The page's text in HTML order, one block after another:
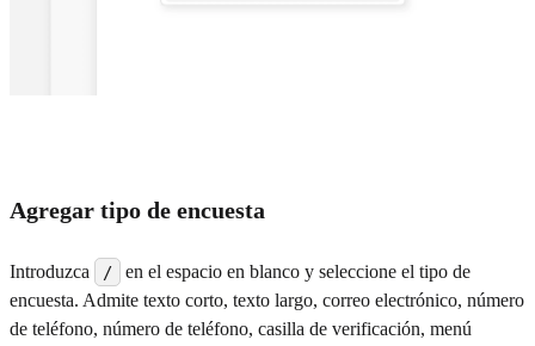
Agregar tipo de encuesta
Introduzca /
en el espacio en blanco y seleccione el tipo de
encuesta. Admite texto corto, texto largo, correo electrónico, número
de teléfono, número de teléfono, casilla de verificación, menú